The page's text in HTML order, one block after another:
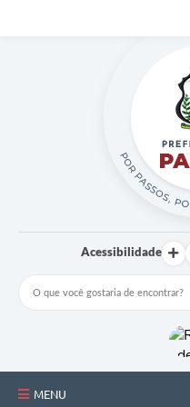
Acessibilidade
MENU